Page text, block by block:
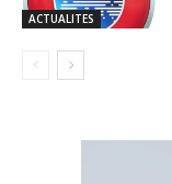
ACTUALITES